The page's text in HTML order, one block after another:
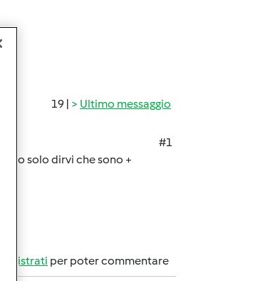
19 | Ultimo messaggio
#1
solo dirvi che sono +
registrati per poter commentare